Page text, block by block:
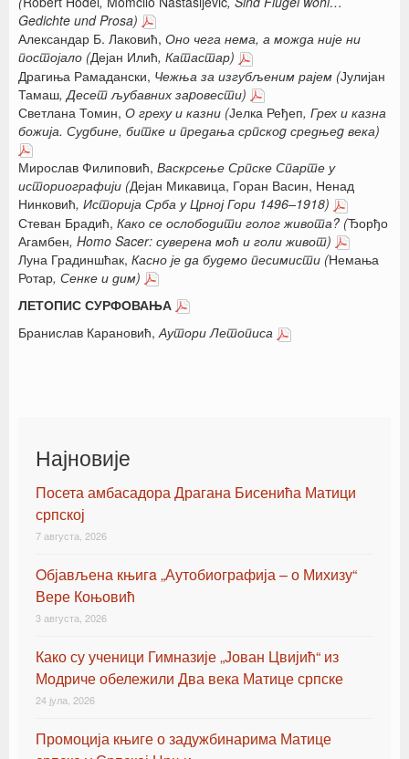
Gedichte und Prosa)
Александар Б. Лаковић, Оно чега нема, а можда није ни
постојало (Дејан Илић, Катастар)
Драгиња Рамадански, Чежња за изгубљеним рајем (Јулијан
Тамаш, Десет љубавних заpовести)
Светлана Томин, О греху и казни (Јелка Ређеп, Грех и казна
божија. Судбине, битке и предања српскоg средњеg века)
Мирослав Филиповић, Васкрсење Српске Спарте у
историографији (Дејан Микавица, Горан Васин, Ненад
Нинковић, Историја Срба у Црној Гори 1496–1918)
Стеван Брадић, Како се ослободити голог живота? (Ђорђо
Агамбен, Homo Sacer: суверена моћ и голи живот)
Луна Градиншћак, Касно је да будемо песимисти (Немања
Ротар, Сенке и дим)
ЛЕТОПИС СУРФОВАЊА
Бранислав Карановић, Аутори Летописа
Најновије
Посета амбасадора Драгана Бисенића Матици
српској
7 августа, 2026
Oбјављена књигa „Аутобиографија – о Михизу“
Вере Коњовић
3 августа, 2026
Како су ученици Гимназије „Јован Цвијић“ из
Модриче обележили Два века Матице српске
24 јула, 2026
Промоција књиге о задужбинарима Матице